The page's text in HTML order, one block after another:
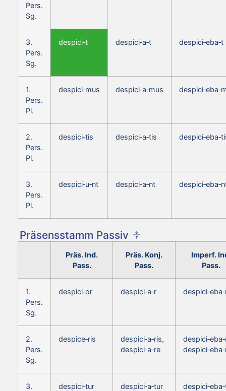
Pers.
Sg.
3.
Pers.
Sg.
despici‑t despici‑a‑t despici‑eba‑t
1.
Pers.
Pl.
despici‑mus despici‑a‑mus
2.
Pers.
Pl.
despici‑tis despici‑a‑tis
3.
Pers.
Pl.
despici‑u‑nt despici‑a‑nt
Präsensstamm Passiv
Präs. Ind.
Pass.
Präs. Konj.
Pass.
Imperf.
Pass.
1.
Pers.
Sg.
despici‑or despici‑a‑r
2.
Pers.
Sg.
despice‑ris
despici‑a‑ris,
despici‑a‑re
3.
despici‑tur despici‑a‑tur